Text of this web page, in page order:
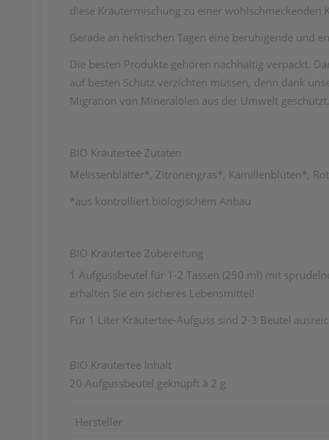
diese Kräutermischung zu einer wohlschmeckenden
Gerade an hektischen Tagen eine beruhigende und
Die besten Produkte gehören nachhaltig verpackt.
auf besten Schutz verzichten müssen, denn dank
Migration von Mineralölen aus der Umwelt geschützt.
BIO Kräutertee Zutaten
Melissenblätter*, Zitronengras*, Kamillenblüten*,
*aus kontrolliert biologischem Anbau
BIO Kräutertee Zubereitung
1 Aufgussbeutel für 1-2 Tassen (250 ml) mit
erhalten Sie ein sicheres Lebensmittel!
Für 1 Liter Kräutertee-Aufguss sind 2-3 Beutel
BIO Kräutertee Inhalt
20 Aufgussbeutel geknüpft à 2 g
Hersteller